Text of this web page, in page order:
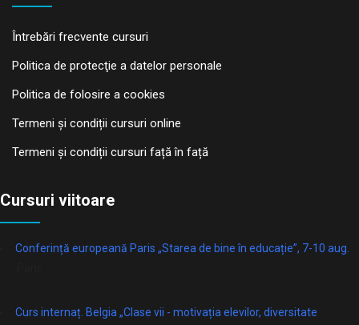
Întrebări frecvente cursuri
Politica de protecţie a datelor personale
Politica de folosire a cookies
Termeni și condiții cursuri online
Termeni și condiții cursuri față în față
Cursuri viitoare
Conferință europeană Paris „Starea de bine în educație”, 7-10 aug.
Curs internaț. Belgia „Clase vii - motivația elevilor, diversitate